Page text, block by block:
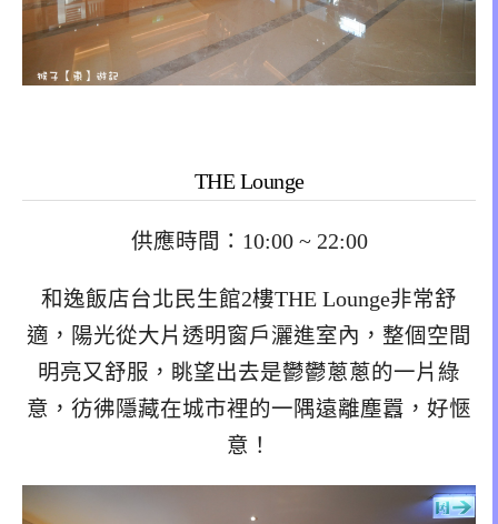
THE Lounge
供應時間：10:00 ~ 22:00
和逸飯店台北民生館2樓THE Lounge非常舒
適，陽光從大片透明窗戶灑進室內，整個空間
明亮又舒服，眺望出去是鬱鬱蔥蔥的一片綠
意，彷彿隱藏在城市裡的一隅遠離塵囂，好愜
意！